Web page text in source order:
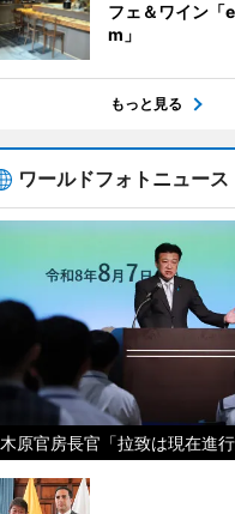
フェ＆ワイン「
m」
もっと見る
ワールドフォトニュース
木原官房長官「拉致は現在進行